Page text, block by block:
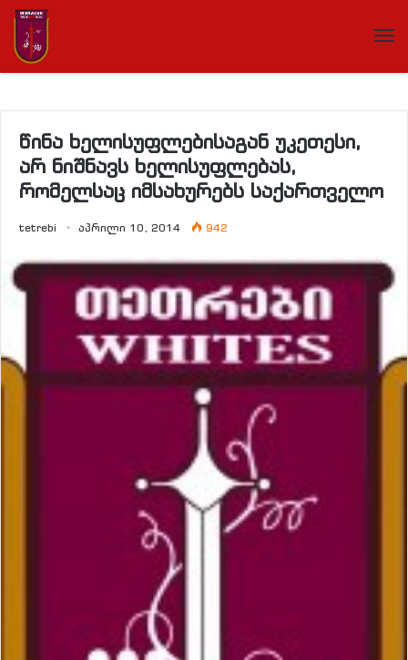
წინა ხელისუფლებისაგან უკეთესი,
არ ნიშნავს ხელისუფლებას,
რომელსაც იმსახურებს საქართველო
tetrebi აპრილი 10, 2014 942